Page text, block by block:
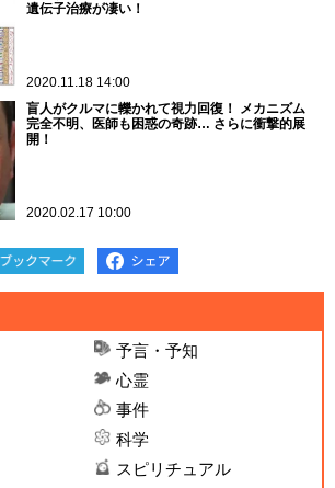
遺伝子治療が凄い！
2020.11.18 14:00
盲人がクルマに轢かれて視力回復！ メカニズム
完全不明、医師も困惑の奇跡… さらに衝撃的展
開！
2020.02.17 10:00
予言・予知
心霊
事件
科学
スピリチュアル